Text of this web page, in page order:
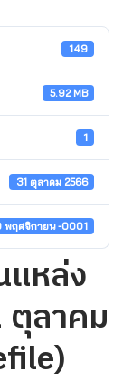
149
5.92 MB
1
31 ตุลาคม 2566
พฤศจิกายน -0001
แหล่ง
ตุลาคม